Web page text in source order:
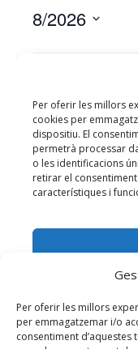
Per oferir les millors
per emmagatzemar i/o
consentiment